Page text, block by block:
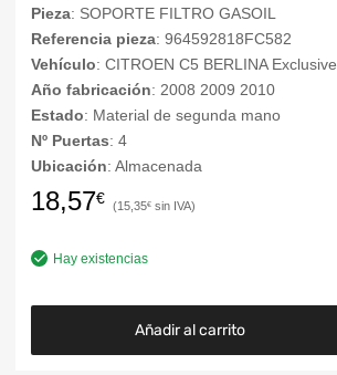
Pieza: SOPORTE FILTRO GASOIL
Referencia pieza: 964592818FC582
Vehículo: CITROEN C5 BERLINA Exclusive
Año fabricación: 2008 2009 2010
Estado: Material de segunda mano
Nº Puertas: 4
Ubicación: Almacenada
18,57€ 15,35€
Hay existencias
Añadir al carrito